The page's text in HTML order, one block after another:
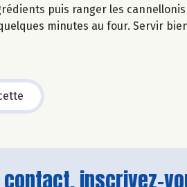
puis ranger les
minutes au four. Servir
contact, inscrivez-